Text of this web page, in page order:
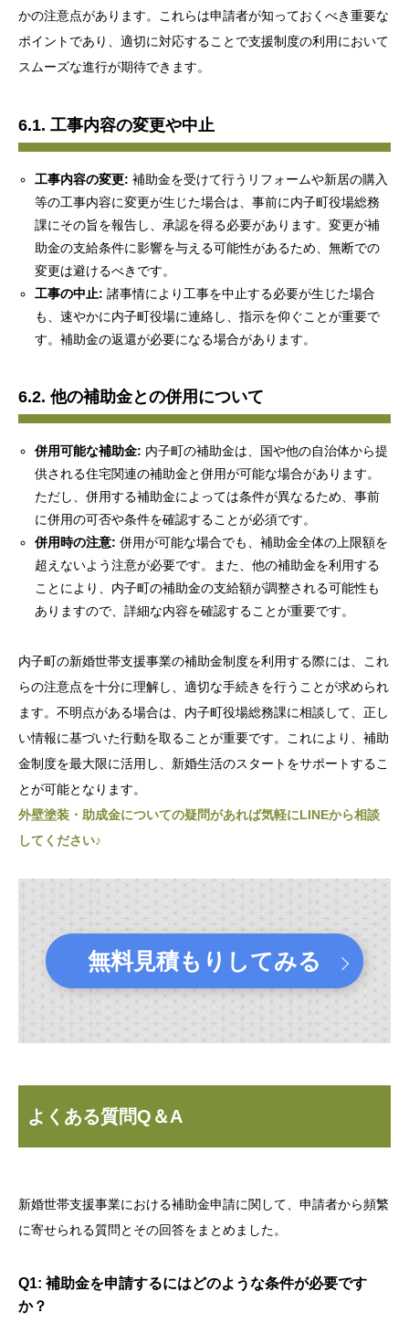
かの注意点があります。これらは申請者が知っておくべき重要な
ポイントであり、適切に対応することで支援制度の利用において
スムーズな進行が期待できます。
6.1. 工事内容の変更や中止
工事内容の変更: 補助金を受けて行うリフォームや新居の購入
等の工事内容に変更が生じた場合は、事前に内子町役場総務
課にその旨を報告し、承認を得る必要があります。変更が補
助金の支給条件に影響を与える可能性があるため、無断での
変更は避けるべきです。
工事の中止: 諸事情により工事を中止する必要が生じた場合
も、速やかに内子町役場に連絡し、指示を仰ぐことが重要で
す。補助金の返還が必要になる場合があります。
6.2. 他の補助金との併用について
併用可能な補助金: 内子町の補助金は、国や他の自治体から提
供される住宅関連の補助金と併用が可能な場合があります。
ただし、併用する補助金によっては条件が異なるため、事前
に併用の可否や条件を確認することが必須です。
併用時の注意: 併用が可能な場合でも、補助金全体の上限額を
超えないよう注意が必要です。また、他の補助金を利用する
ことにより、内子町の補助金の支給額が調整される可能性も
ありますので、詳細な内容を確認することが重要です。
内子町の新婚世帯支援事業の補助金制度を利用する際には、これ
らの注意点を十分に理解し、適切な手続きを行うことが求められ
ます。不明点がある場合は、内子町役場総務課に相談して、正し
い情報に基づいた行動を取ることが重要です。これにより、補助
金制度を最大限に活用し、新婚生活のスタートをサポートするこ
とが可能となります。
外壁塗装・助成金についての疑問があれば気軽にLINEから相談
してください♪
無料見積もりしてみる
よくある質問Q＆A
新婚世帯支援事業における補助金申請に関して、申請者から頻繁
に寄せられる質問とその回答をまとめました。
Q1: 補助金を申請するにはどのような条件が必要です
か？